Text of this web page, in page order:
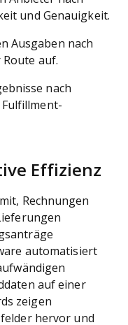
und Genauigkeit.
Ausgaben nach
auf.
nach
Effizienz
Rechnungen
automatisiert
auf einer
zeigen
hervor und